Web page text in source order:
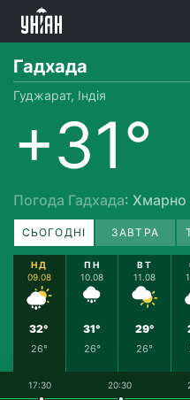
Гадхада
Гуджарат, Індія
+31°
Погода Гадхада: Хмарно
СЬОГОДНІ ЗАВТРА
НД
09.08
32°
26°
ПН
10.08
31°
26°
ВТ
11.08
29°
26°
17:30 20:30